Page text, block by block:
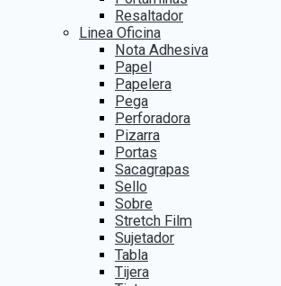
Resaltador
Linea Oficina
Nota Adhesiva
Papel
Papelera
Pega
Perforadora
Pizarra
Portas
Sacagrapas
Sello
Sobre
Stretch Film
Sujetador
Tabla
Tijera